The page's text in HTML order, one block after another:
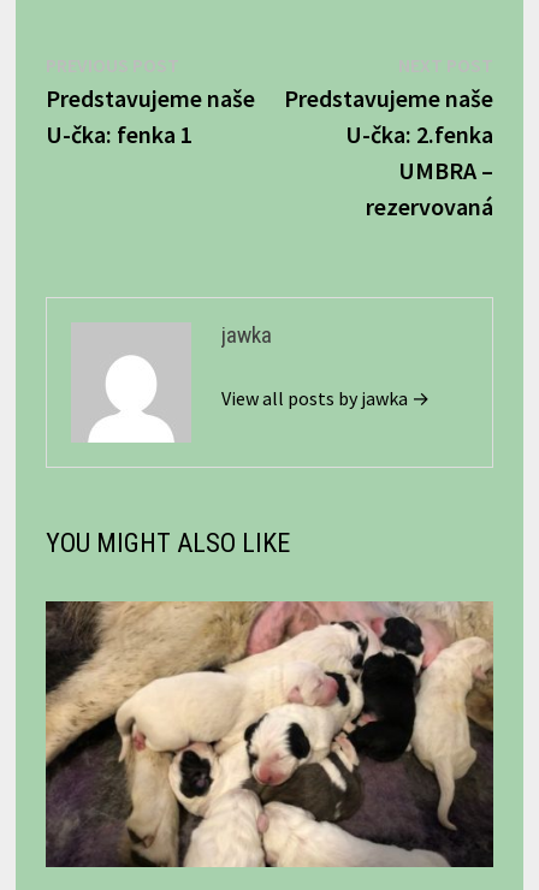
v
post:
Predstavujeme naše
U-čka: fenka 1
post:
Predstavujeme naše
U-čka: 2.fenka
UMBRA –
rezervovaná
jawka
View all posts by jawka →
YOU MIGHT ALSO LIKE